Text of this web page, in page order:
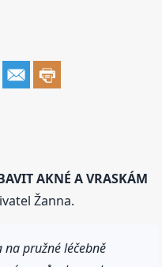
AKNÉ A VRASKÁM
Žanna.
na pružné léčebně